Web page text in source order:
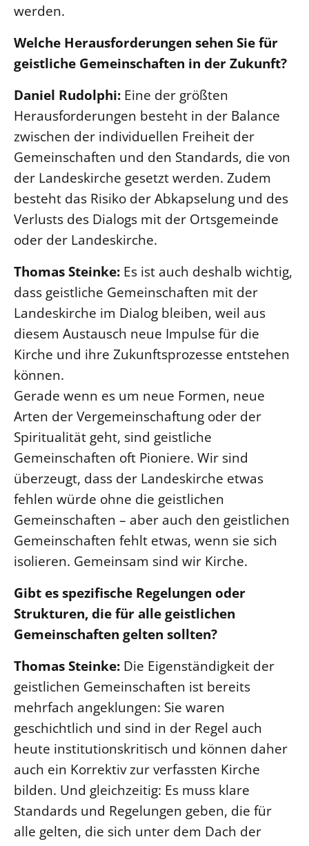
werden.
Welche Herausforderungen sehen Sie für
geistliche Gemeinschaften in der Zukunft?
Daniel Rudolphi: Eine der größten
Herausforderungen besteht in der Balance
zwischen der individuellen Freiheit der
Gemeinschaften und den Standards, die von
der Landeskirche gesetzt werden. Zudem
besteht das Risiko der Abkapselung und des
Verlusts des Dialogs mit der Ortsgemeinde
oder der Landeskirche.
Thomas Steinke: Es ist auch deshalb wichtig,
dass geistliche Gemeinschaften mit der
Landeskirche im Dialog bleiben, weil aus
diesem Austausch neue Impulse für die
Kirche und ihre Zukunftsprozesse entstehen
können.
Gerade wenn es um neue Formen, neue
Arten der Vergemeinschaftung oder der
Spiritualität geht, sind geistliche
Gemeinschaften oft Pioniere. Wir sind
überzeugt, dass der Landeskirche etwas
fehlen würde ohne die geistlichen
Gemeinschaften – aber auch den geistlichen
Gemeinschaften fehlt etwas, wenn sie sich
isolieren. Gemeinsam sind wir Kirche.
Gibt es spezifische Regelungen oder
Strukturen, die für alle geistlichen
Gemeinschaften gelten sollten?
Thomas Steinke: Die Eigenständigkeit der
geistlichen Gemeinschaften ist bereits
mehrfach angeklungen: Sie waren
geschichtlich und sind in der Regel auch
heute institutionskritisch und können daher
auch ein Korrektiv zur verfassten Kirche
bilden. Und gleichzeitig: Es muss klare
Standards und Regelungen geben, die für
alle gelten, die sich unter dem Dach der